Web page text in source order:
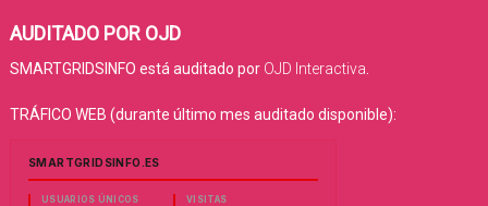
AUDITADO POR OJD
SMARTGRIDSINFO está auditado por OJD Interactiva
TRÁFICO WEB (durante último mes auditado disponible):